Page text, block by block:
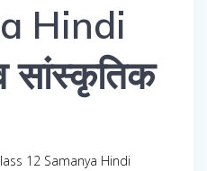
Hindi
सांस्कृतिक
12 Samanya Hindi